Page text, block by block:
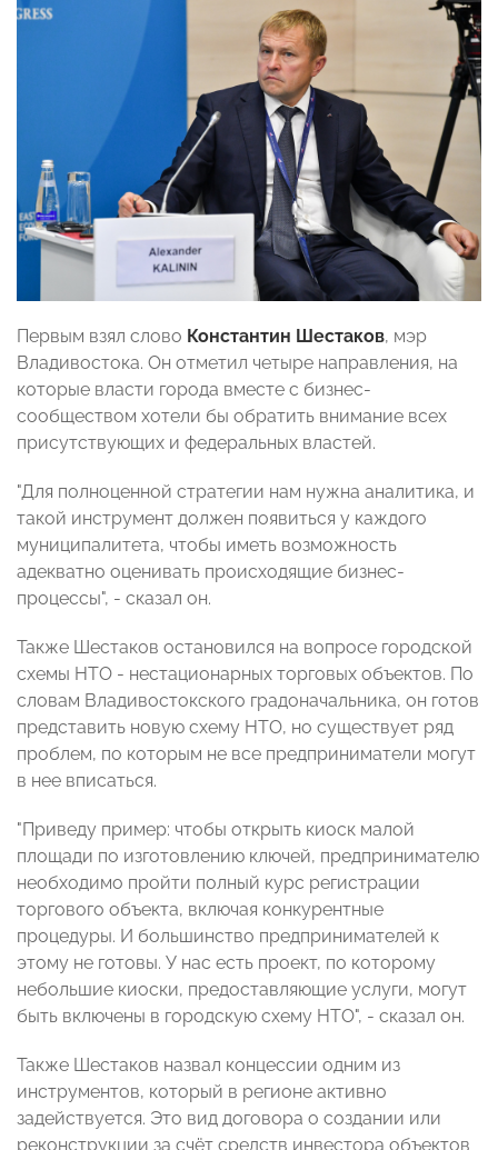
Первым взял слово Константин Шестаков, мэр
Владивостока. Он отметил четыре направления, на
которые власти города вместе с бизнес-
сообществом хотели бы обратить внимание всех
присутствующих и федеральных властей.
"Для полноценной стратегии нам нужна аналитика, и
такой инструмент должен появиться у каждого
муниципалитета, чтобы иметь возможность
адекватно оценивать происходящие бизнес-
процессы", - сказал он.
Также Шестаков остановился на вопросе городской
схемы НТО - нестационарных торговых объектов. По
словам Владивостокского градоначальника, он готов
представить новую схему НТО, но существует ряд
проблем, по которым не все предприниматели могут
в нее вписаться.
"Приведу пример: чтобы открыть киоск малой
площади по изготовлению ключей, предпринимателю
необходимо пройти полный курс регистрации
торгового объекта, включая конкурентные
процедуры. И большинство предпринимателей к
этому не готовы. У нас есть проект, по которому
небольшие киоски, предоставляющие услуги, могут
быть включены в городскую схему НТО", - сказал он.
Также Шестаков назвал концессии одним из
инструментов, который в регионе активно
задействуется. Это вид договора о создании или
реконструкции за счёт средств инвестора объектов